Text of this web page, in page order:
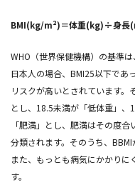
BMI(kg/m²)＝体重(kg)÷身
WHO（世界保健機構）の基準
日本人の場合、BMI25以下であ
リスクが高いとされています
とし、18.5未満が「低体重」
「肥満」とし、肥満はその度
分類されます。そのうち、BBMI
また、もっとも病気にかかり
す。